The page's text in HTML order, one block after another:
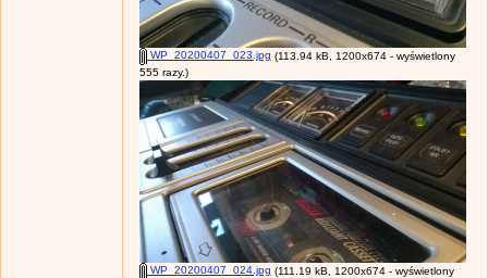
WP_20200407_023.jpg (113.94 kB, 1200x674 - wyświetlony
555 razy.)
WP_20200407_024.jpg (111.19 kB, 1200x674 - wyświetlony